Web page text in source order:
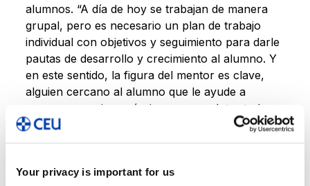
Your privacy is important for us
alumnos. “A día de hoy se trabajan de manera
grupal, pero es necesario un plan de trabajo
individual con objetivos y seguimiento para darle
pautas de desarrollo y crecimiento al alumno. Y
en este sentido, la figura del mentor es clave,
alguien cercano al alumno que le ayude a
conocerse mejor a sí mismo y a explotar todo su
potencial”.
Pero el orientador no está sólo, es necesario